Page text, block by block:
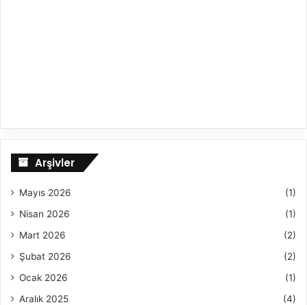
Arşivler
Mayıs 2026
(1)
Nisan 2026
(1)
Mart 2026
(2)
Şubat 2026
(2)
Ocak 2026
(1)
Aralık 2025
(4)